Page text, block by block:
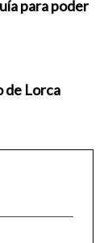
para poder
de Lorca